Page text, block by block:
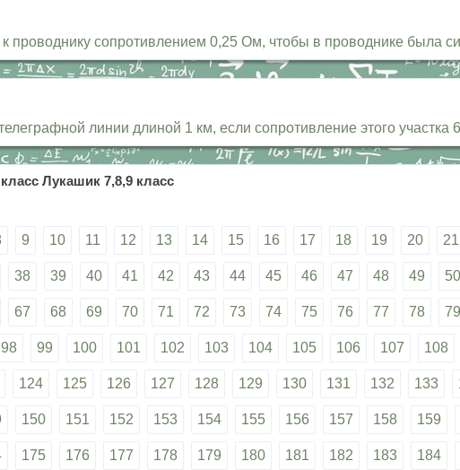
сопротивлением 0,25 Ом, чтобы в проводнике была
линии длиной 1 км, если сопротивление этого
Лукашик 7,8,9 класс
9 10 11 12 13 14 15 16 17 18 19 20 21
38 39 40 41 42 43 44 45 46 47 48 49 50
67 68 69 70 71 72 73 74 75 76 77 78 79
98 99 100 101 102 103 104 105 106 107 108
124 125 126 127 128 129 130 131 132 133
150 151 152 153 154 155 156 157 158 159
175 176 177 178 179 180 181 182 183 184